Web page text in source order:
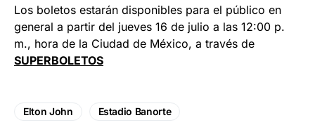
Los boletos estarán disponibles para el público en
general a partir del jueves 16 de julio a las 12:00 p.
m., hora de la Ciudad de México, a través de
SUPERBOLETOS
Elton John Estadio Banorte